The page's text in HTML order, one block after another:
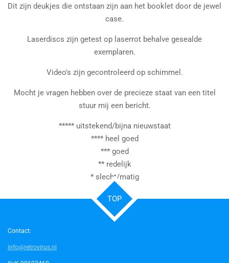
Dit zijn deukjes die ontstaan zijn aan het booklet door de jewel
case.
Laserdiscs zijn getest op laserrot behalve gesealde
exemplaren.
Video's zijn gecontroleerd op schimmel.
Mocht je vragen hebben over de precieze staat van een titel
stuur mij een bericht.
***** uitstekend/bijna nieuwstaat
**** heel goed
*** goed
** redelijk
* slecht/matig
TOP
Contact:
info@retrovirus.nl